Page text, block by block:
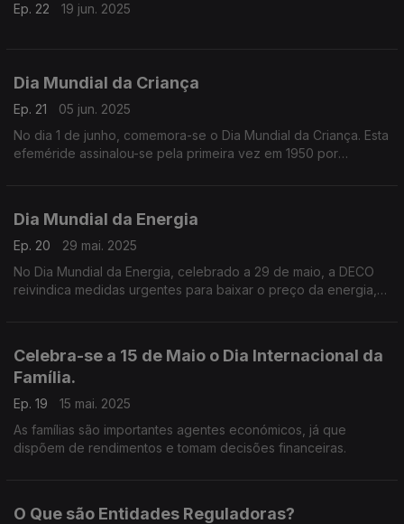
Ep. 22 19 jun. 2025
Dia Mundial da Criança
Ep. 21
05 jun. 2025
No dia 1 de junho, comemora-se o Dia Mundial da Criança. Esta
efeméride assinalou-se pela primeira vez em 1950 por
Dia Mundial da Energia
Ep. 20
29 mai. 2025
No Dia Mundial da Energia, celebrado a 29 de maio, a DECO
reivindica medidas urgentes para baixar o preço da energia,
Celebra-se a 15 de Maio o Dia Internacional da
Família.
Ep. 19
15 mai. 2025
As famílias são importantes agentes económicos, já que
dispõem de rendimentos e tomam decisões financeiras.
O Que são Entidades Reguladoras?